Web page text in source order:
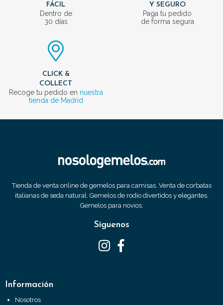
FÁCIL
Dentro de
30 días
Y SEGURO
Paga tu pedido
de forma segura
CLICK &
COLLECT
Recoge tu pedido en nuestra
tienda de Madrid
Tienda de venta online de gemelos para camisas. Venta de corbatas
italianas de seda natural. Gemelos de rodio divertidos y elegantes.
Gemelos para novios.
Síguenos
Información
Nosotros